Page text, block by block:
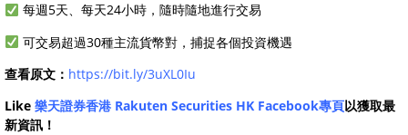
每週5天、每天24小時，隨時隨地進行交易
可交易超過30種主流貨幣對，捕捉各個投資機遇
查看原文： https://bit.ly/3uXL0Iu
Like 樂天證券香港 Rakuten Securities HK Facebook專頁以獲取最
新資訊！